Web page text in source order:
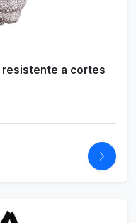
resistente a cortes